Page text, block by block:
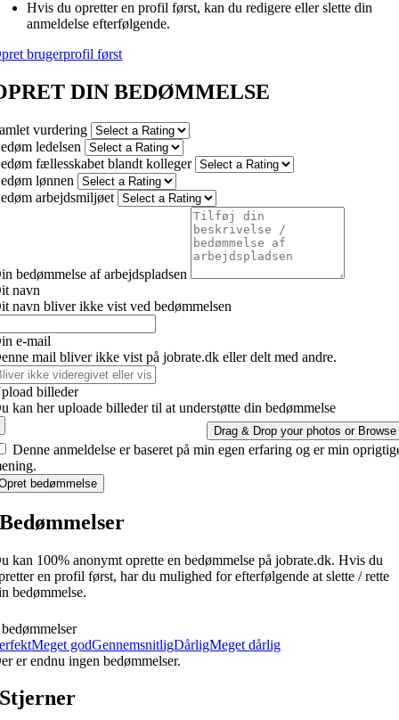
Hvis du opretter en profil først, kan du redigere eller slette din
anmeldelse efterfølgende.
brugerprofil først
DIN BEDØMMELSE
vurdering
ledelsen
fællesskabet blandt kolleger
lønnen
arbejdsmiljøet
bedømmelse af arbejdspladsen
navn
navn bliver ikke vist ved bedømmelsen
e-mail
mail bliver ikke vist på jobrate.dk eller delt med andre.
billeder
kan her uploade billeder til at understøtte din bedømmelse
Drag & Drop your photos or Browse
Denne anmeldelse er baseret på min egen erfaring og er min
bedømmelse
Bedømmelser
kan 100% anonymt oprette en bedømmelse på jobrate.dk. Hvis du
en profil først, har du mulighed for efterfølgende at slette / rette
bedømmelse.
Meget godGennemsnitligDårligMeget dårlig
er endnu ingen bedømmelser.
Stjerner